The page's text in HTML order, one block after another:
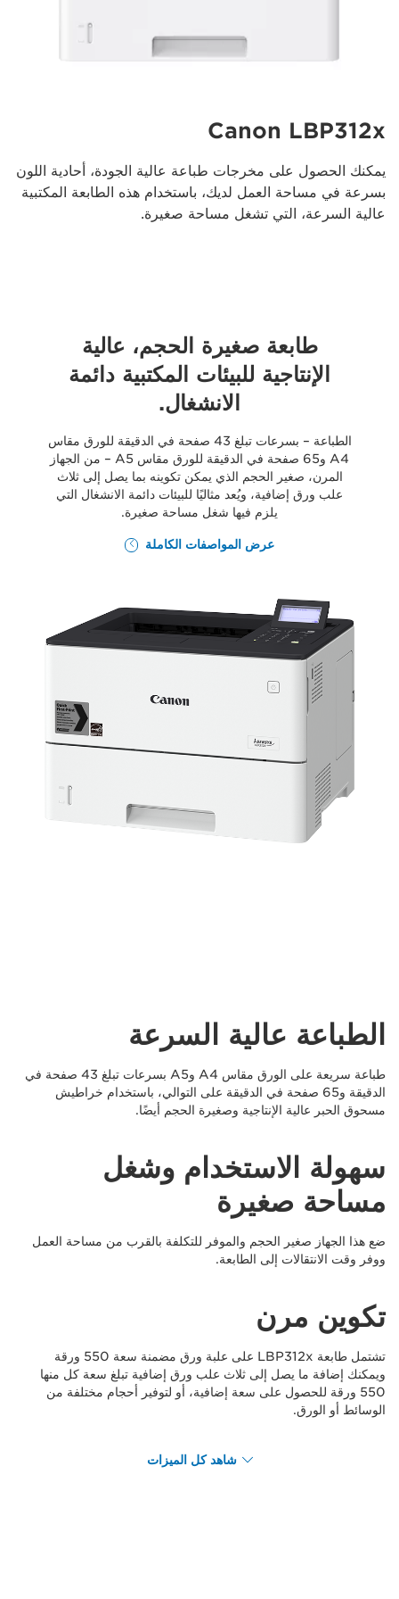
Canon LBP312x
يمكنك الحصول على مخرجات طباعة عالية الجودة، أحادية اللون
بسرعة في مساحة العمل لديك، باستخدام هذه الطابعة المكتبية
عالية السرعة، التي تشغل مساحة صغيرة.
طابعة صغيرة الحجم، عالية
الإنتاجية للبيئات المكتبية دائمة
الانشغال.
الطباعة – بسرعات تبلغ 43 صفحة في الدقيقة للورق مقاس
A4 و65 صفحة في الدقيقة للورق مقاس A5 – من الجهاز
المرن، صغير الحجم الذي يمكن تكوينه بما يصل إلى ثلاث
علب ورق إضافية، ويُعد مثاليًا للبيئات دائمة الانشغال التي
يلزم فيها شغل مساحة صغيرة.
عرض المواصفات الكاملة
الطباعة عالية السرعة
طباعة سريعة على الورق مقاس A4 وA5 بسرعات تبلغ 43 صفحة في
الدقيقة و65 صفحة في الدقيقة على التوالي، باستخدام خراطيش
مسحوق الحبر عالية الإنتاجية وصغيرة الحجم أيضًا.
سهولة الاستخدام وشغل
مساحة صغيرة
ضع هذا الجهاز صغير الحجم والموفر للتكلفة بالقرب من مساحة العمل
ووفر وقت الانتقالات إلى الطابعة.
تكوين مرن
تشتمل طابعة LBP312x على علبة ورق مضمنة سعة 550 ورقة
ويمكنك إضافة ما يصل إلى ثلاث علب ورق إضافية تبلغ سعة كل منها
550 ورقة للحصول على سعة إضافية، أو لتوفير أحجام مختلفة من
الوسائط أو الورق.
شاهد كل الميزات